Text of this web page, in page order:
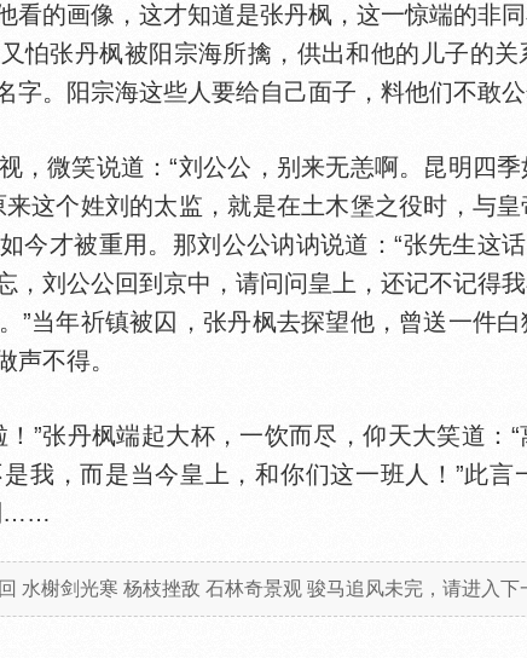
看的画像，这才知道是张丹枫，这一惊端的非
怕张丹枫被阳宗海所擒，供出和他的儿子的
字。阳宗海这些人要给自己面子，料他们不敢公
微笑说道：“刘公公，别来无恙啊。昆明四季
这个姓刘的太监，就是在土木堡之役时，与
今才被重用。那刘公公讷讷说道：“张先生这
，刘公公回到京中，请问问皇上，还记不记得
”当年祈镇被囚，张丹枫去探望他，曾送一件
声不得。
！”张丹枫端起大杯，一饮而尽，仰天大笑道：
我，而是当今皇上，和你们这一班人！”此言
……
水榭剑光寒 杨枝挫敌 石林奇景观 骏马追风未完，请进入下